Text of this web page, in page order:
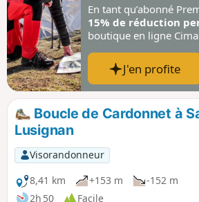
En tant qu’abonné
15% de réduction
boutique en ligne
J'en profite
Boucle de Cardonnet à
Lusignan
Visorandonneur
8,41 km
+153 m
-152 m
2h 50
Facile